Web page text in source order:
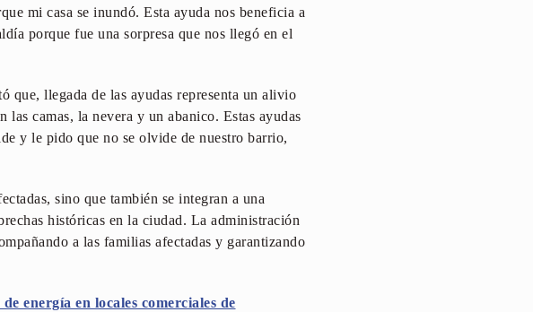
mi casa se inundó. Esta ayuda nos beneficia a
porque fue una sorpresa que nos llegó en el
que, llegada de las ayudas representa un alivio
las camas, la nevera y un abanico. Estas ayudas
y le pido que no se olvide de nuestro barrio,
sino que también se integran a una
históricas en la ciudad. La administración
a las familias afectadas y garantizando
energía en locales comerciales de